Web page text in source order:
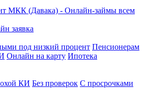
заявка
под низкий процент Пенсионерам
Онлайн на карту Ипотека
КИ Без проверок С просрочками